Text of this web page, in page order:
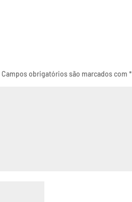
Campos obrigatórios são marcados com*